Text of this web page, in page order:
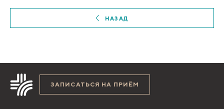
НАЗАД
ЗАПИСАТЬСЯ НА ПРИЁМ